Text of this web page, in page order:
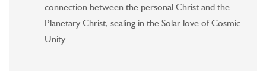
connection between the personal Christ and the
Planetary Christ, sealing in the Solar love of Cosmic
Unity.